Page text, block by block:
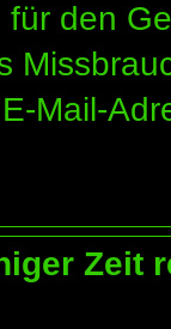
den
Mail-
Zeit